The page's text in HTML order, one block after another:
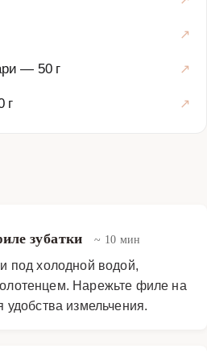
— 50 г
г
зубатки ~ 10 мин
под холодной водой,
Нарежьте филе на
измельчения.